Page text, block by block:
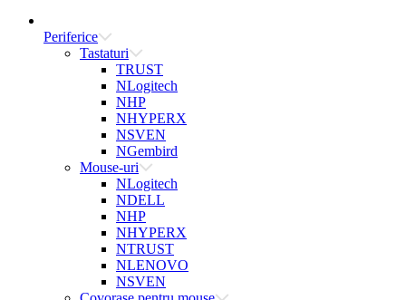
Periferice
Tastaturi
TRUST
NLogitech
NHP
NHYPERX
NSVEN
NGembird
Mouse-uri
NLogitech
NDELL
NHP
NHYPERX
NTRUST
NLENOVO
NSVEN